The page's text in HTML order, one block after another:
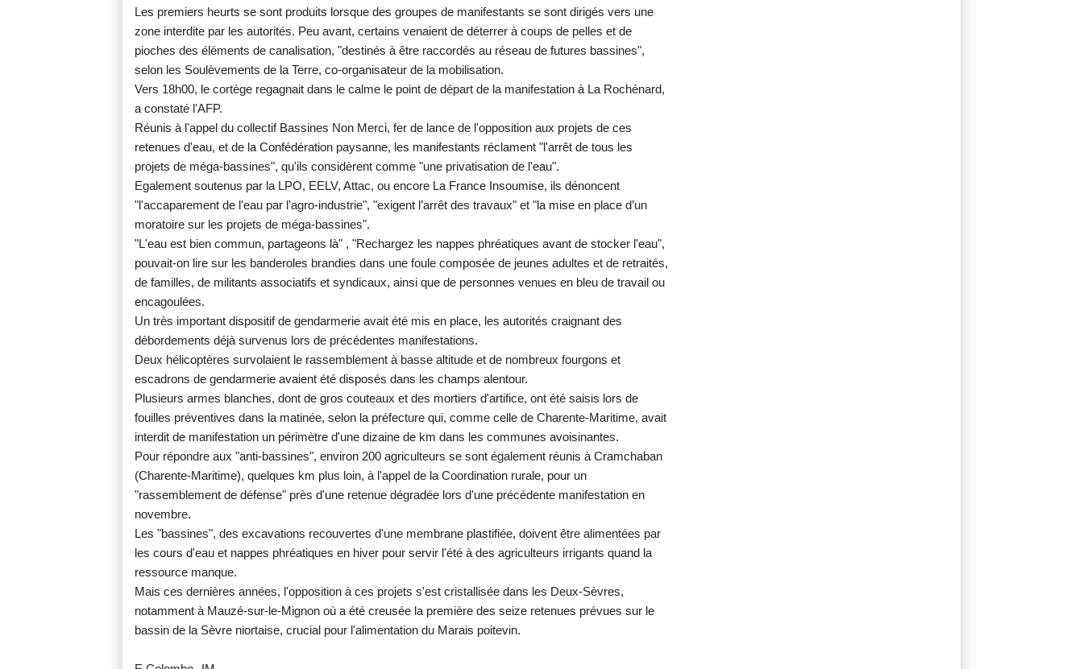
Les premiers heurts se sont produits lorsque des groupes de manifestants se sont dirigés vers une
zone interdite par les autorités. Peu avant, certains venaient de déterrer à coups de pelles et de
pioches des éléments de canalisation, "destinés à être raccordés au réseau de futures bassines",
selon les Soulèvements de la Terre, co-organisateur de la mobilisation.
Vers 18h00, le cortège regagnait dans le calme le point de départ de la manifestation à La Rochénard,
a constaté l'AFP.
Réunis à l'appel du collectif Bassines Non Merci, fer de lance de l'opposition aux projets de ces
retenues d'eau, et de la Confédération paysanne, les manifestants réclament "l'arrêt de tous les
projets de méga-bassines", qu'ils considèrent comme "une privatisation de l'eau".
Egalement soutenus par la LPO, EELV, Attac, ou encore La France Insoumise, ils dénoncent
"l'accaparement de l'eau par l'agro-industrie", "exigent l’arrêt des travaux" et "la mise en place d’un
moratoire sur les projets de méga-bassines".
"L'eau est bien commun, partageons là" , "Rechargez les nappes phréatiques avant de stocker l'eau",
pouvait-on lire sur les banderoles brandies dans une foule composée de jeunes adultes et de retraités,
de familles, de militants associatifs et syndicaux, ainsi que de personnes venues en bleu de travail ou
encagoulées.
Un très important dispositif de gendarmerie avait été mis en place, les autorités craignant des
débordements déjà survenus lors de précédentes manifestations.
Deux hélicoptères survolaient le rassemblement à basse altitude et de nombreux fourgons et
escadrons de gendarmerie avaient été disposés dans les champs alentour.
Plusieurs armes blanches, dont de gros couteaux et des mortiers d'artifice, ont été saisis lors de
fouilles préventives dans la matinée, selon la préfecture qui, comme celle de Charente-Maritime, avait
interdit de manifestation un périmètre d'une dizaine de km dans les communes avoisinantes.
Pour répondre aux "anti-bassines", environ 200 agriculteurs se sont également réunis à Cramchaban
(Charente-Maritime), quelques km plus loin, à l'appel de la Coordination rurale, pour un
"rassemblement de défense" près d'une retenue dégradée lors d'une précédente manifestation en
novembre.
Les "bassines", des excavations recouvertes d'une membrane plastifiée, doivent être alimentées par
les cours d'eau et nappes phréatiques en hiver pour servir l'été à des agriculteurs irrigants quand la
ressource manque.
Mais ces dernières années, l'opposition à ces projets s'est cristallisée dans les Deux-Sèvres,
notamment à Mauzé-sur-le-Mignon où a été creusée la première des seize retenues prévues sur le
bassin de la Sèvre niortaise, crucial pour l'alimentation du Marais poitevin.